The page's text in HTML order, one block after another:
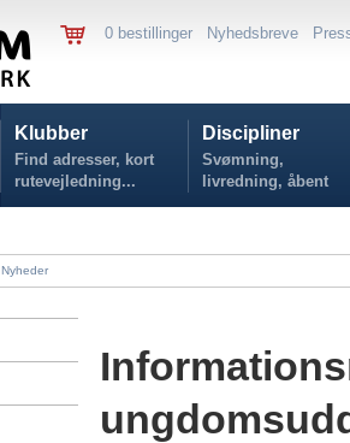
0 bestillinger Nyhedsbreve
Klubber
Find adresser, kort
rutevejledning...
Discipliner
Svømning,
livredning, åbent
vand...
Nyheder